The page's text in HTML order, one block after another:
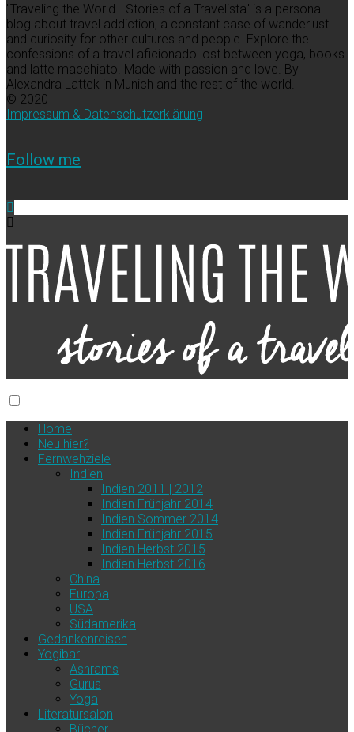
"Traveling the World - Stories of a Travelista" is a personal
blog about travel addiction, a constant case of wanderlust
and curiosity for other cultures and people. Explore the
confessions of a travel aficionado lost between yoga, books
and latte macchiato. Made with passion and love. By
Alexandra Lattek in Munich and the rest of the world.
© 2020
Impressum & Datenschutzerklärung
Follow me
Home
Neu hier?
Fernwehziele
Indien
Indien 2011 | 2012
Indien Frühjahr 2014
Indien Sommer 2014
Indien Frühjahr 2015
Indien Herbst 2015
Indien Herbst 2016
China
Europa
USA
Südamerika
Gedankenreisen
Yogibar
Ashrams
Gurus
Yoga
Literatursalon